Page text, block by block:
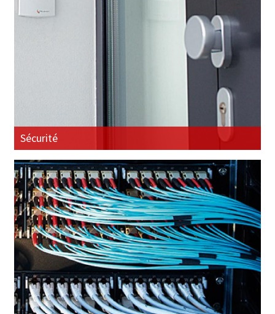
Sécurité